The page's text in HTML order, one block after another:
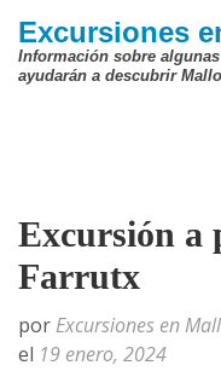
Saltar
contenido
Intro)
Excursiones
Información sobre
ayudarán a descubrir
Excursión a
Farrutx
por Excursiones en
el 19 enero, 2024